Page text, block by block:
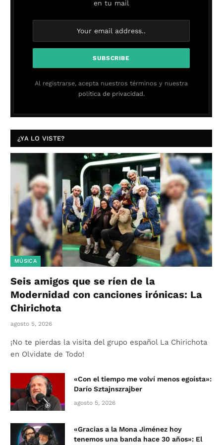
en tu mail
Al registrarse, acepta nuestros términos y nuestra
política de privacidad.
¿YA LO VISTE?
MÚSICA
Seis amigos que se ríen de la
Modernidad con canciones irónicas: La
Chirichota
agosto 5, 2026
¡No te pierdas la visita del grupo español La Chirichota
en Olvidate de Todo!
«Con el tiempo me volví menos egoísta»:
Darío Sztajnszrajber
agosto 5, 2026
«Gracias a la Mona Jiménez hoy
tenemos una banda hace 30 años»: El